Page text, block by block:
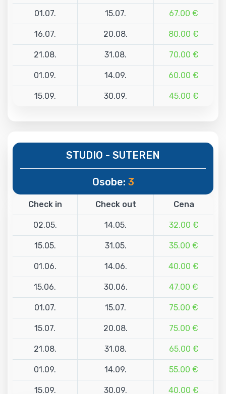
01.07. 15.07. 67.00 €
16.07. 20.08. 80.00 €
21.08. 31.08. 70.00 €
01.09. 14.09. 60.00 €
15.09. 30.09. 45.00 €
STUDIO - SUTEREN
Osobe: 3
Check in Check out Cena
02.05. 14.05. 32.00 €
15.05. 31.05. 35.00 €
01.06. 14.06. 40.00 €
15.06. 30.06. 47.00 €
01.07. 15.07. 75.00 €
15.07. 20.08. 75.00 €
21.08. 31.08. 65.00 €
01.09. 14.09. 55.00 €
15.09. 30.09. 40.00 €